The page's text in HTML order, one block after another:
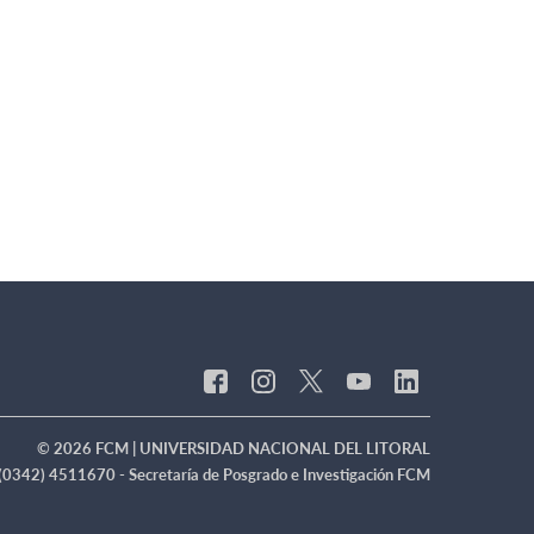
© 2026 FCM | UNIVERSIDAD NACIONAL DEL LITORAL
4511670 - Secretaría de Posgrado e Investigación FCM